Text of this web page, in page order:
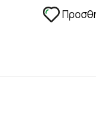
ΣΤΥΤΙΚΗ